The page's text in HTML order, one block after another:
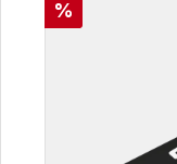
Sconto
%